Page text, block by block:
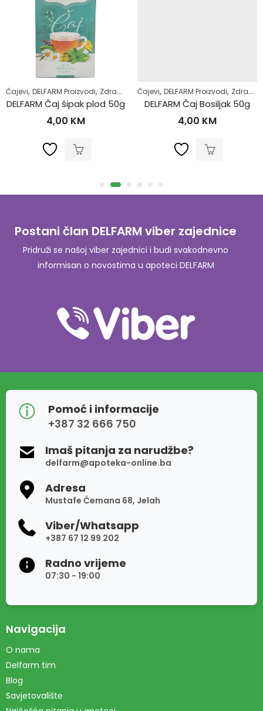
tjelesne težine,Samoliječenje,Šećerna bolest-dijabetes,
Čajevi, DELFARM Proizvodi, Zdrav život
DELFARM Čaj šipak plod 50g
4,00 KM
Čajevi, DELFARM Proizvodi, Zdrav život
DELFARM Čaj Bosiljak 50g
4,00 KM
Postani član DELFARM viber zajednice
Pridruži se našoj viber zajednici i budi svakodnevno
informisan o novostima u apoteci DELFARM
Pomoć i informacije
+387 32 666 750
Imaš pitanja za narudžbe?
delfarm@apoteka-online.ba
Adresa
Mustafe Ćemana 68, Jelah
Viber/Whatsapp
+387 67 12 99 202
Radno vrijeme
07:30 - 19:00
Navigacija
O nama
Delfarm tim
Blog
Savjetovalište